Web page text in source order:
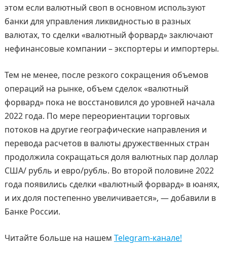
этом если валютный своп в основном используют
банки для управления ликвидностью в разных
валютах, то сделки «валютный форвард» заключают
нефинансовые компании – экспортеры и импортеры.
Тем не менее, после резкого сокращения объемов
операций на рынке, объем сделок «валютный
форвард» пока не восстановился до уровней начала
2022 года. По мере переориентации торговых
потоков на другие географические направления и
перевода расчетов в валюты дружественных стран
продолжила сокращаться доля валютных пар доллар
США/ рубль и евро/рубль. Во второй половине 2022
года появились сделки «валютный форвард» в юанях,
и их доля постепенно увеличивается», — добавили в
Банке России.
Читайте больше на нашем Telegram-канале!